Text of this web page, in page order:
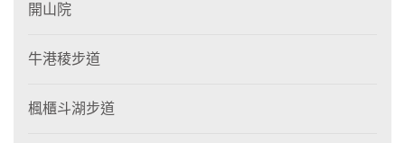
開山院
牛港稜步道
楓櫃斗湖步道